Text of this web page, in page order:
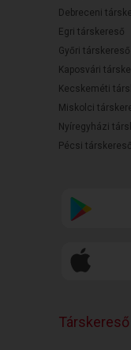
Debreceni
Egri társkereső
Győri társkereső
Kaposvári
Kecskeméti
Miskolci
Nyíregyházi
Pécsi társkereső